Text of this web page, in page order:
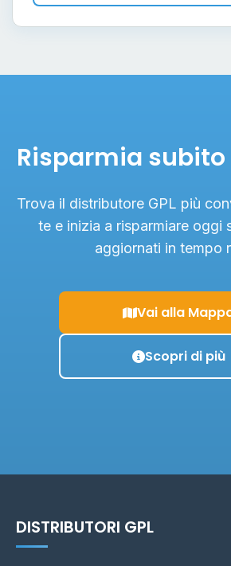
Risparmia
Trova il distributore GPL più
te e inizia a risparmiare oggi
aggiornati in tempo
Vai alla
Scopri di più
DISTRIBUTORI GPL